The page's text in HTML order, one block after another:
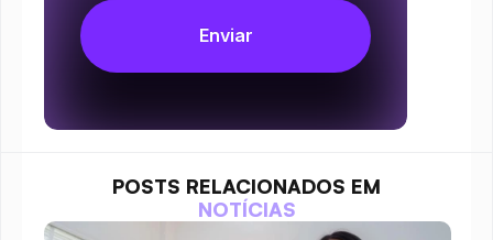
POSTS RELACIONADOS EM
NOTÍCIAS